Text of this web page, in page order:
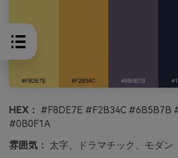
HEX： #F8DE7E #F2B34C #6B5B7B
#0B0F1A
雰囲気： 太字、ドラマチック、モダン